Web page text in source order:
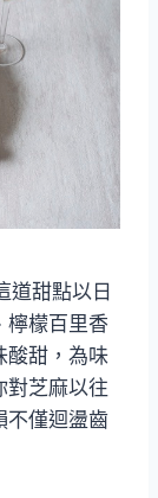
道甜點以日
檸檬百里香
酸甜，為味
對芝麻以往
不僅迴盪齒